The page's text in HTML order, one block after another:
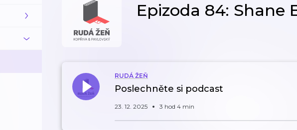
Epizoda 84: Shane
RUDÁ ŽEŇ
Poslechněte si podcast
23. 12. 2025 3 hod 4 min